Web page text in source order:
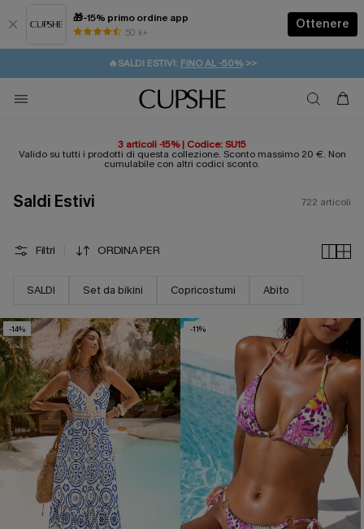
🎁-15% primo ordine app
50 k+
Ottenere
⚡️-15% SUGLI ESSENZIALI DA VACANZA | ACQUISTA
🔥SALDI ESTIVI: FINO AL -50%>>
🚚SPEDIZIONE GRATUITA DA 49€
💌REGALO PER I NUOVI: 20% DI SCONTO*
3 articoli -15% | Codice: SU15
Valido su tutti i prodotti di questa collezione. Sconto massimo 20 €. Non
cumulabile con altri codici sconto.
Saldi Estivi 722 articoli
Filtri ORDINA PER
SALDI Set da bikini Copricostumi Abito
-14% -11%